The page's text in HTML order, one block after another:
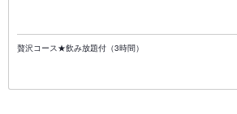
贅沢コース★飲み放題付（3時間）